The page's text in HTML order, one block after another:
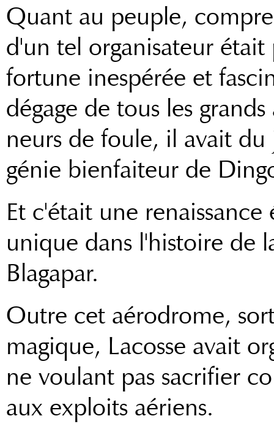
Quant au peuple,
d'un tel organisateur
fortune inespérée et
dégage de tous les
neurs de foule, il avait du
génie bienfaiteur de
Et c'était une
unique dans l'histoire de
Blagapar.
Outre cet aérodrome,
magique, Lacosse avait
ne voulant pas sacrifier
aux exploits aériens.